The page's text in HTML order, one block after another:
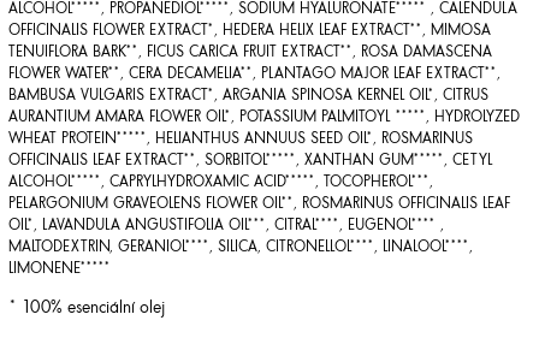
ALCOHOL*****, PROPANEDIOL*****, SODIUM HYALURONATE***** , CALENDULA
OFFICINALIS FLOWER EXTRACT*, HEDERA HELIX LEAF EXTRACT**, MIMOSA
TENUIFLORA BARK**, FICUS CARICA FRUIT EXTRACT**, ROSA DAMASCENA
FLOWER WATER**, CERA DECAMELIA**, PLANTAGO MAJOR LEAF EXTRACT**,
BAMBUSA VULGARIS EXTRACT*, ARGANIA SPINOSA KERNEL OIL*, CITRUS
AURANTIUM AMARA FLOWER OIL*, POTASSIUM PALMITOYL *****, HYDROLYZED
WHEAT PROTEIN*****, HELIANTHUS ANNUUS SEED OIL*, ROSMARINUS
OFFICINALIS LEAF EXTRACT**, SORBITOL*****, XANTHAN GUM*****, CETYL
ALCOHOL*****, CAPRYLHYDROXAMIC ACID*****, TOCOPHEROL***,
PELARGONIUM GRAVEOLENS FLOWER OIL**, ROSMARINUS OFFICINALIS LEAF
OIL*, LAVANDULA ANGUSTIFOLIA OIL***, CITRAL****, EUGENOL**** ,
MALTODEXTRIN, GERANIOL****, SILICA, CITRONELLOL****, LINALOOL****,
LIMONENE*****
* 100% esenciální olej